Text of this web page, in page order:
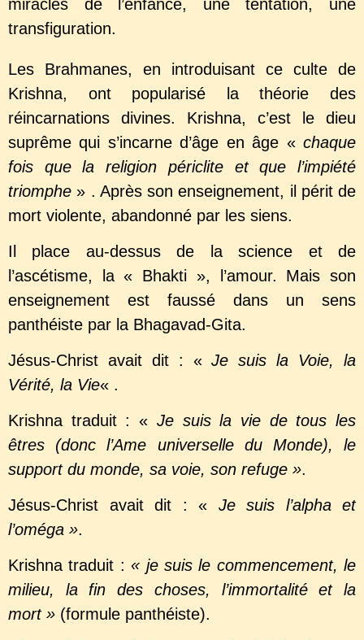
miracles de l’enfance, une tentation, une
transfiguration.
Les Brahmanes, en introduisant ce culte de
Krishna, ont popularisé la théorie des
réincarnations divines. Krishna, c’est le dieu
suprême qui s’incarne d’âge en âge « chaque
fois que la religion périclite et que l’impiété
triomphe » . Après son enseignement, il périt de
mort violente, abandonné par les siens.
Il place au-dessus de la science et de
l’ascétisme, la « Bhakti », l’amour. Mais son
enseignement est faussé dans un sens
panthéiste par la Bhagavad-Gita.
Jésus-Christ avait dit : «Je suis la Voie, la
Vérité, la Vie« .
Krishna traduit : « Je suis la vie de tous les
êtres (donc l’Ame universelle du Monde), le
support du monde, sa voie, son refuge ».
Jésus-Christ avait dit : « Je suis l’alpha et
l’oméga ».
Krishna traduit :« je suis le commencement, le
milieu, la fin des choses, l’immortalité et la
mort » (formule panthéiste).